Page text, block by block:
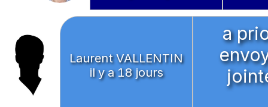
Laurent VALLENTIN
il y a 18 jours
a